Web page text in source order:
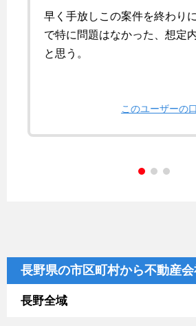
早く手放しこの案件を終わり
で特に問題はなかった、想定
と思う。
このユーザーの
長野県の市区町村から不動産
長野全域